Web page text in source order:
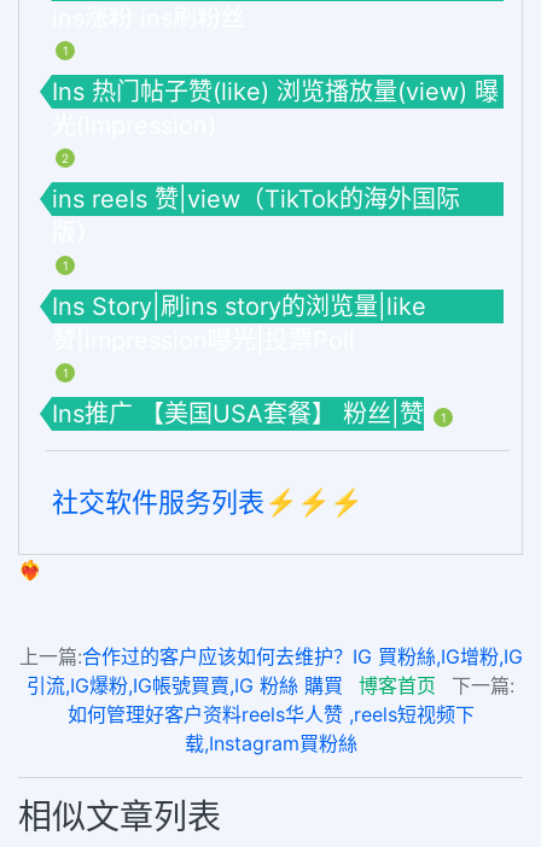
1
Ins 热门帖子赞(like) 浏览播放量(view) 曝
2
ins reels 赞|view（TikTok的海外国际
1
Ins Story|刷ins story的浏览量|like
1
Ins推广 【美国USA套餐】 粉丝|赞 1
社交软件服务列表⚡️⚡️⚡️
❤️‍🔥
上一篇:合作过的客户应该如何去维护？IG 買粉絲,IG增粉,IG
引流,IG爆粉,IG帳號買賣,IG 粉絲 購買
博客首页
下一篇:
如何管理好客户资料reels华人赞 ,reels短视频下
载,Instagram買粉絲
相似文章列表